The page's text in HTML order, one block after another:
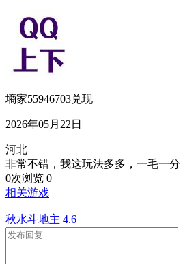
墒家55946703兑现
2026年05月22日
河北
非常不错，我这玩法多多，一毛一
0次浏览 0
相关游戏
秋水斗地主 4.6